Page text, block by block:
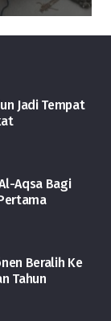
Jadi Tempat
Aqsa Bagi
Beralih Ke
Tahun